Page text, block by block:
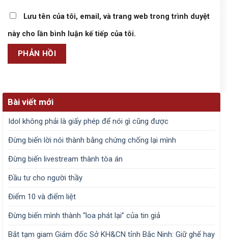
Lưu tên của tôi, email, và trang web trong trình duyệt
này cho lần bình luận kế tiếp của tôi.
Bài viết mới
Idol không phải là giấy phép để nói gì cũng được
Đừng biến lời nói thành bằng chứng chống lại mình
Đừng biến livestream thành tòa án
Đầu tư cho người thầy
Điểm 10 và điểm liệt
Đừng biến mình thành “loa phát lại” của tin giả
Bắt tạm giam Giám đốc Sở KH&CN tỉnh Bắc Ninh: Giữ ghế hay